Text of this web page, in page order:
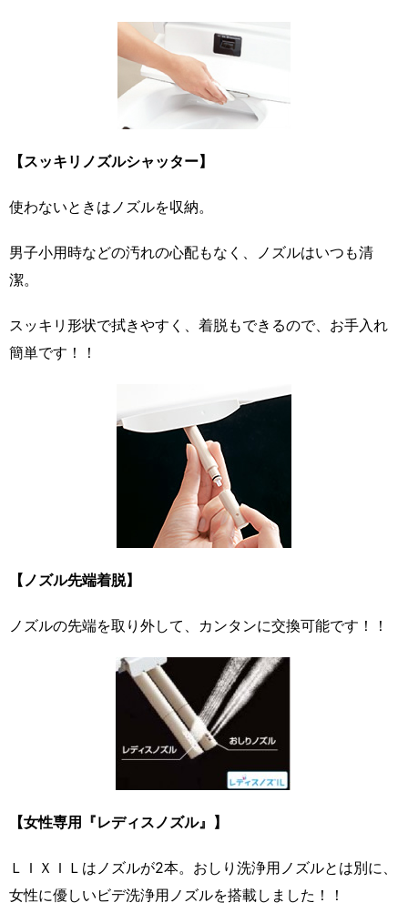
【スッキリノズルシャッター】
使わないときはノズルを収納。
男子小用時などの汚れの心配もなく、ノズルはいつも清
潔。
スッキリ形状で拭きやすく、着脱もできるので、お手入れ
簡単です！！
【ノズル先端着脱】
ノズルの先端を取り外して、カンタンに交換可能です！！
【女性専用『レディスノズル』】
ＬＩＸＩＬはノズルが2本。おしり洗浄用ノズルとは別に、
女性に優しいビデ洗浄用ノズルを搭載しました！！